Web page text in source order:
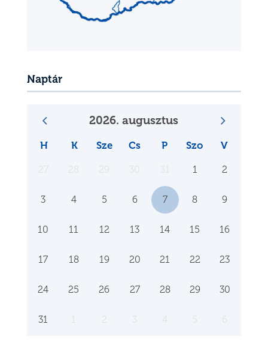
Naptár
2026. augusztus
H K Sze Cs P Szo V
1 2
3 4 5 6 7 8 9
10 11 12 13 14 15 16
17 18 19 20 21 22 23
24 25 26 27 28 29 30
31